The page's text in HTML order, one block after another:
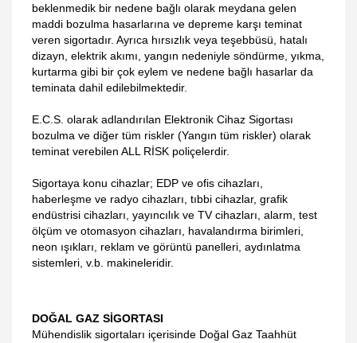
beklenmedik bir nedene bağlı olarak meydana gelen
maddi bozulma hasarlarına ve depreme karşı teminat
veren sigortadır. Ayrıca hırsızlık veya teşebbüsü, hatalı
dizayn, elektrik akımı, yangın nedeniyle söndürme, yıkma,
kurtarma gibi bir çok eylem ve nedene bağlı hasarlar da
teminata dahil edilebilmektedir.
E.C.S. olarak adlandırılan Elektronik Cihaz Sigortası
bozulma ve diğer tüm riskler (Yangın tüm riskler) olarak
teminat verebilen ALL RİSK poliçelerdir.
Sigortaya konu cihazlar; EDP ve ofis cihazları,
haberleşme ve radyo cihazları, tıbbi cihazlar, grafik
endüstrisi cihazları, yayıncılık ve TV cihazları, alarm, test
ölçüm ve otomasyon cihazları, havalandırma birimleri,
neon ışıkları, reklam ve görüntü panelleri, aydınlatma
sistemleri, v.b. makineleridir.
DOĞAL GAZ SİGORTASI
Mühendislik sigortaları içerisinde Doğal Gaz Taahhüt